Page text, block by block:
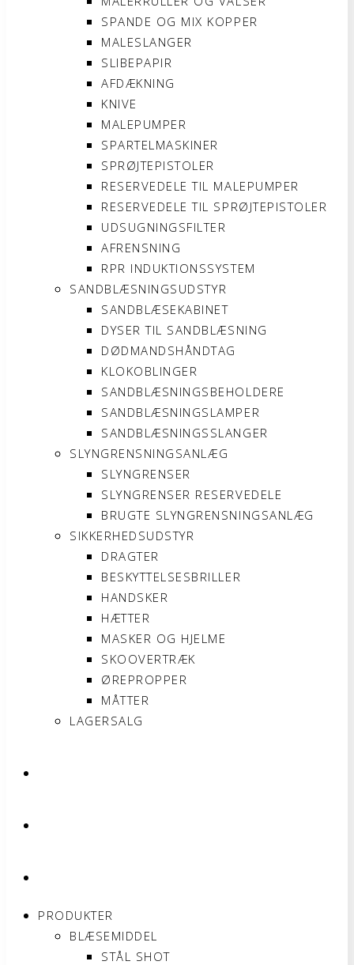
SPANDE OG MIX KOPPER
MALESLANGER
SLIBEPAPIR
AFDÆKNING
KNIVE
MALEPUMPER
SPARTELMASKINER
SPRØJTEPISTOLER
RESERVEDELE TIL MALEPUMPER
RESERVEDELE TIL SPRØJTEPISTOLER
UDSUGNINGSFILTER
AFRENSNING
RPR INDUKTIONSSYSTEM
SANDBLÆSNINGSUDSTYR
SANDBLÆSEKABINET
DYSER TIL SANDBLÆSNING
DØDMANDSHÅNDTAG
KLOKOBLINGER
SANDBLÆSNINGSBEHOLDERE
SANDBLÆSNINGSLAMPER
SANDBLÆSNINGSSLANGER
SLYNGRENSNINGSANLÆG
SLYNGRENSER
SLYNGRENSER RESERVEDELE
BRUGTE SLYNGRENSNINGSANLÆG
SIKKERHEDSUDSTYR
DRAGTER
BESKYTTELSESBRILLER
HANDSKER
HÆTTER
MASKER OG HJELME
SKOOVERTRÆK
ØREPROPPER
MÅTTER
LAGERSALG
PRODUKTER
BLÆSEMIDDEL
STÅL SHOT